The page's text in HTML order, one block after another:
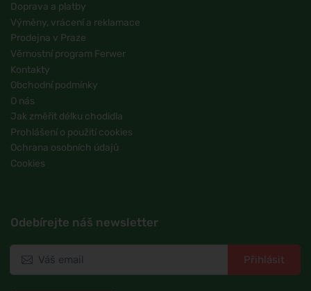
Doprava a platby
Výměny, vrácení a reklamace
Prodejna v Praze
Věrnostní program Ferwer
Kontakty
Obchodní podmínky
O nás
Jak změřit délku chodidla
Prohlášení o použití cookies
Ochrana osobních údajů
Cookies
Odebírejte náš newsletter
Přihlásit